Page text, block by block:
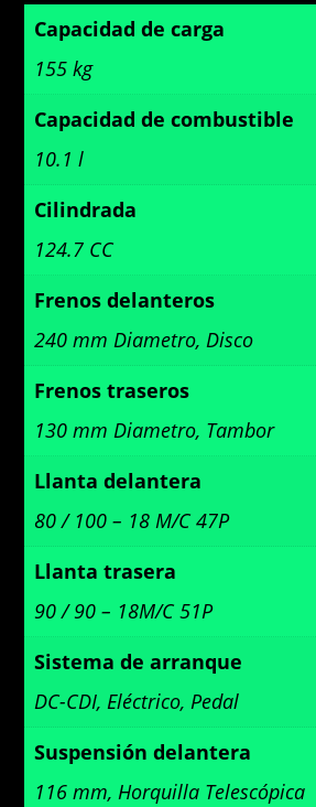
Capacidad de carga
155 kg
Capacidad de combustible
10.1 l
Cilindrada
124.7 CC
Frenos delanteros
240 mm Diametro, Disco
Frenos traseros
130 mm Diametro, Tambor
Llanta delantera
80 / 100 – 18 M/C 47P
Llanta trasera
90 / 90 – 18M/C 51P
Sistema de arranque
DC-CDI, Eléctrico, Pedal
Suspensión delantera
116 mm, Horquilla Telescópica